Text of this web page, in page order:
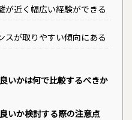
が近く幅広い経験ができる
スが取りやすい傾向にある
いかは何で比較するべきか
いか検討する際の注意点